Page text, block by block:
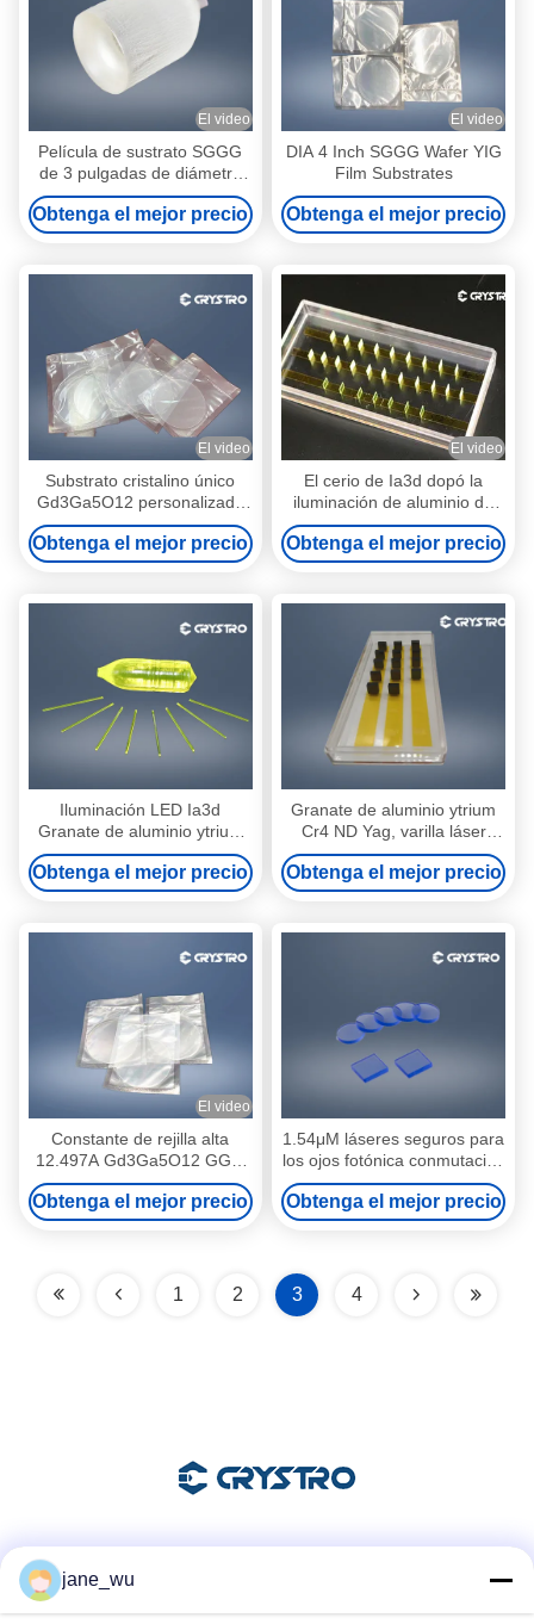
El video
Película de sustrato SGGG
de 3 pulgadas de diámetro
(Granate de gallio de
gadolinio sustituido)
Obtenga el mejor precio
El video
DIA 4 Inch SGGG Wafer YIG
Film Substrates
Obtenga el mejor precio
El video
Substrato cristalino único
Gd3Ga5O12 personalizado
para dispositivos de
microondas
Obtenga el mejor precio
El video
El cerio de Ia3d dopó la
iluminación de aluminio de
Garnet For LED del itrio
Obtenga el mejor precio
Iluminación LED Ia3d
Granate de aluminio ytrium
cerio dopado
Obtenga el mejor precio
Granate de aluminio ytrium
Cr4 ND Yag, varilla láser
dopada con cromo
Obtenga el mejor precio
El video
Constante de rejilla alta
12.497A Gd3Ga5O12 GGG
Gallio Gadolinio Granate
Wafer
Obtenga el mejor precio
1.54μM láseres seguros para
los ojos fotónica conmutación
de magnesio espinel
MgAl2O4
Obtenga el mejor precio
1 2 3 4
jane_wu